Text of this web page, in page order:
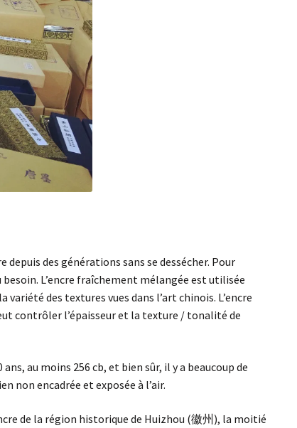
des générations sans se dessécher. Pour
L’encre fraîchement mélangée est utilisée
des textures vues dans l’art chinois. L’encre
contrôler l’épaisseur et la texture / tonalité de
au moins 256 cb, et bien sûr, il y a beaucoup de
non encadrée et exposée à l’air.
de la région historique de Huizhou (徽州), la moitié